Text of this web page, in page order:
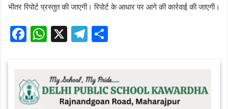
भीतर रिपोर्ट प्रस्तुत की जाएगी। रिपोर्ट के आधार पर आगे की कार्रवाई की जाएगी।
F
e
b
W
s
A
X
T
gr
a
e